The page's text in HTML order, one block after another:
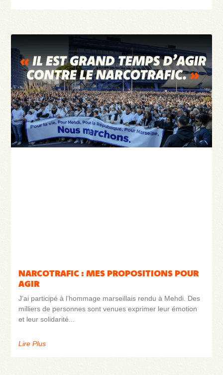
NARCOTRAFIC : MES PROPOSITIONS POUR
AGIR
J’ai participé à l’hommage marseillais rendu à Mehdi. Des
milliers de personnes sont venues exprimer leur émotion
et leur solidarité
Lire Plus